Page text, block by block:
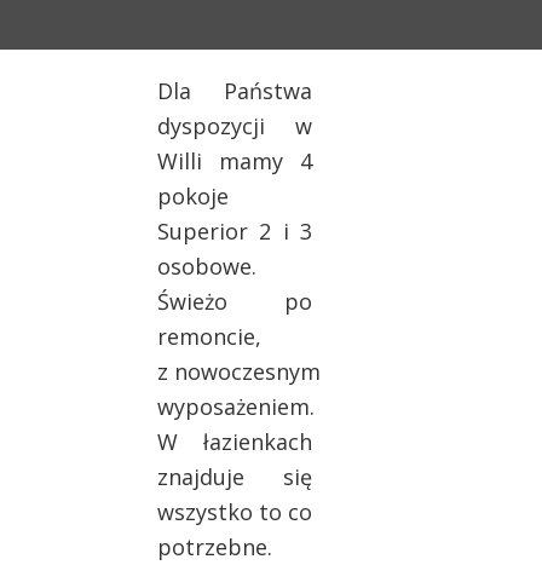
Dla Państwa
dyspozycji w
Willi mamy 4
pokoje
Superior 2 i 3
osobowe.
Świeżo po
remoncie,
z nowoczesnym
wyposażeniem.
W łazienkach
znajduje się
wszystko to co
potrzebne.